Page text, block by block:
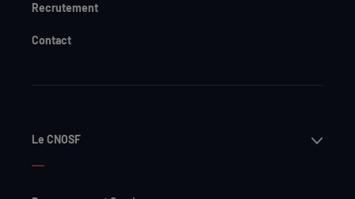
Recrutement
Contact
Le CNOSF